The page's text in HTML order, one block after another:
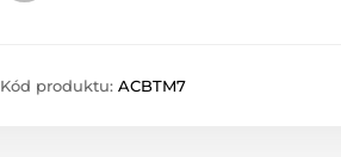
Kód produktu: ACBTM7